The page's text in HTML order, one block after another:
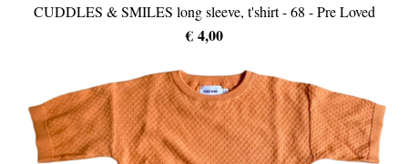
CUDDLES & SMILES long sleeve, t'shirt - 68 - Pre Loved
€ 4,00